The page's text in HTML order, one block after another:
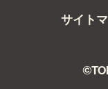
サイト